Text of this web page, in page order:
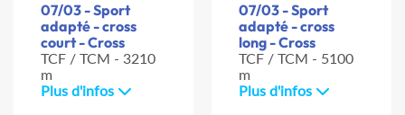
07/03 - Sport
adapté - cross
court - Cross
TCF / TCM - 3210
m
Plus d'infos
07/03 - Sport
adapté - cross
long - Cross
TCF / TCM - 5100
m
Plus d'infos